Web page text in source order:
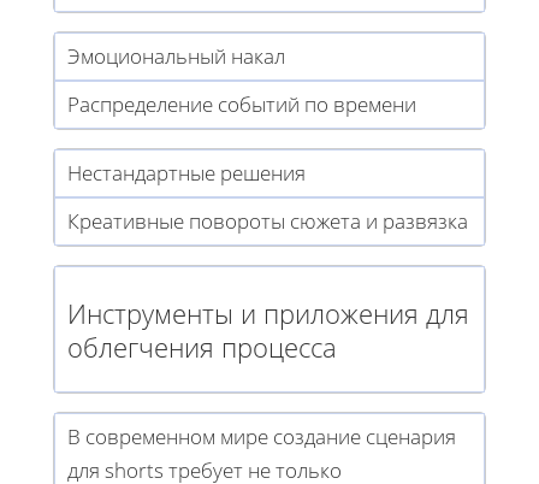
Эмоциональный накал
Распределение событий по времени
Нестандартные решения
Креативные повороты сюжета и развязка
Инструменты и приложения для
облегчения процесса
В современном мире создание сценария
для shorts требует не только